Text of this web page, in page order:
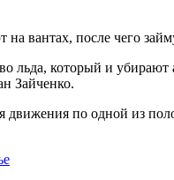
вантах, после чего
льда, который и
Зайченко.
по одной из